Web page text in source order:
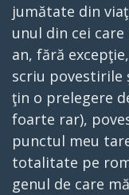
jumătate din
unul din cei
an, fără
scriu povestirile
ţin o prelegere
foarte rar),
punctul meu
totalitate pe
genul de care